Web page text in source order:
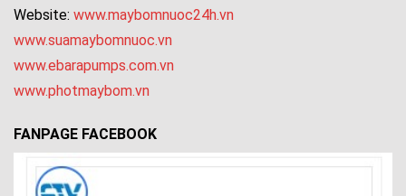
Website: www.maybomnuoc24h.vn
www.suamaybomnuoc.vn
www.ebarapumps.com.vn
www.photmaybom.vn
FANPAGE FACEBOOK